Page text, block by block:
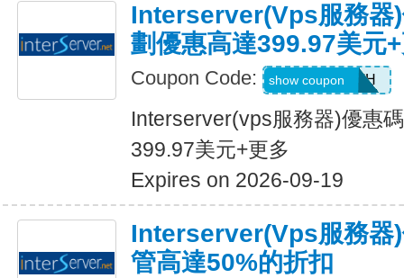
Interserver(vps服務器
劃優惠高達399.97美元
Coupon Code: 99OFFMONTH
show coupon
Interserver(vps服務器)優惠
399.97美元+更多
Expires on 2026-09-19
Interserver(vps服務器
管高達50%的折扣